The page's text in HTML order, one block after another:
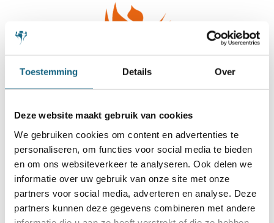
Toestemming Details Over
Deze website maakt gebruik van cookies
We gebruiken cookies om content en advertenties te
personaliseren, om functies voor social media te bieden
en om ons websiteverkeer te analyseren. Ook delen we
informatie over uw gebruik van onze site met onze
partners voor social media, adverteren en analyse. Deze
partners kunnen deze gegevens combineren met andere